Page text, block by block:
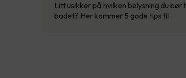
Litt usikker på hvilken belysning du bør
badet? Her kommer 5 gode tips til…